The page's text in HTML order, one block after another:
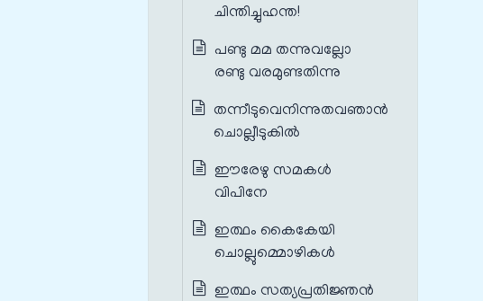
ചിന്തിച്ചുഹന്ത!
പണ്ടു മമ തന്നുവല്ലോ
രണ്ടു വരമുണ്ടതിന്നു
തന്നീടുവെനിന്നുതവഞാന്‍
ചൊല്ലീടുകില്‍
ഈരേഴു സമകള്‍
വിപിനേ
ഇത്ഥം കൈകേയി
ചൊല്ലുമ്മൊഴികള്‍
ഇത്ഥം സത്യപ്രതിജ്ഞന്‍